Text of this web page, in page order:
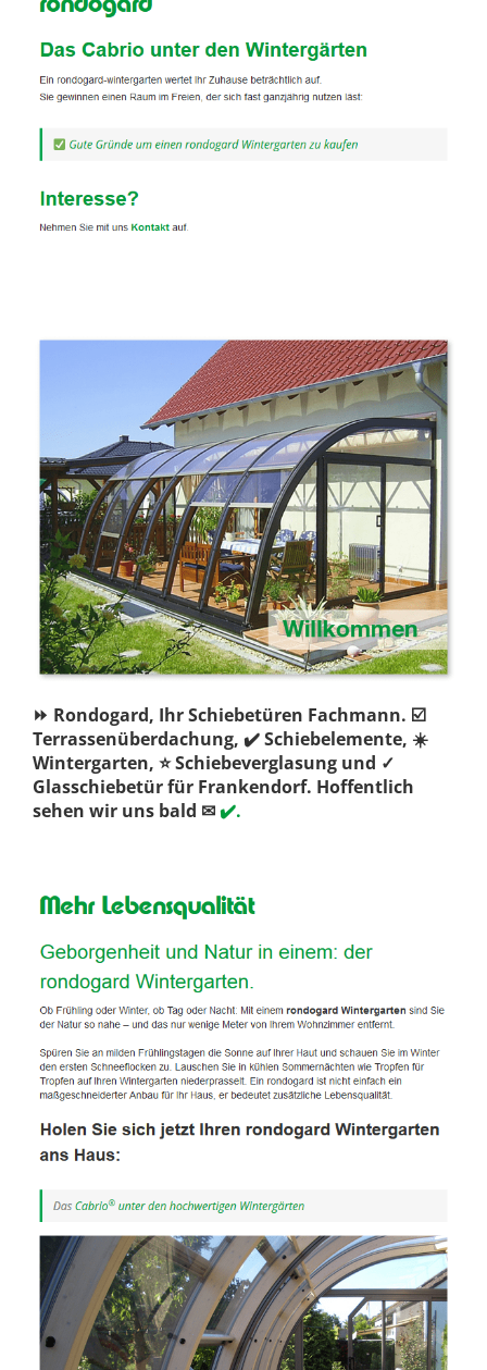
⏩ Rondogard, Ihr Schiebetüren Fachmann. ☑️
Terrassenüberdachung, ✔️ Schiebelemente, ☀️
Wintergarten, ⭐ Schiebeverglasung und ✓
Glasschiebetür für Frankendorf. Hoffentlich
sehen wir uns bald ✉✔️.